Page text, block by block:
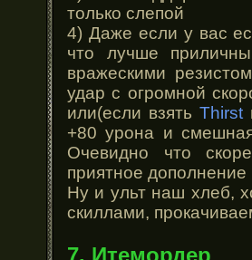
только слепой
4) Даже если у вас
что лучше
вражескими
удар с огромной
или(если взятьThirst
+80 урона и
Очевидно что
приятное дополнение
Ну и ульт наш хлеб,
скиллами,
7. Итемордер